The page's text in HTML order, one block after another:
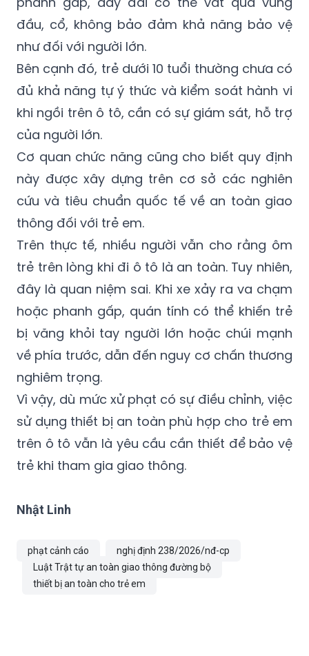
đầu, cổ, không bảo đảm khả năng bảo vệ
như đối với người lớn.
Bên cạnh đó, trẻ dưới 10 tuổi thường chưa có
đủ khả năng tự ý thức và kiểm soát hành vi
khi ngồi trên ô tô, cần có sự giám sát, hỗ trợ
của người lớn.
Cơ quan chức năng cũng cho biết quy định
này được xây dựng trên cơ sở các nghiên
cứu và tiêu chuẩn quốc tế về an toàn giao
thông đối với trẻ em.
Trên thực tế, nhiều người vẫn cho rằng ôm
trẻ trên lòng khi đi ô tô là an toàn. Tuy nhiên,
đây là quan niệm sai. Khi xe xảy ra va chạm
hoặc phanh gấp, quán tính có thể khiến trẻ
bị văng khỏi tay người lớn hoặc chúi mạnh
về phía trước, dẫn đến nguy cơ chấn thương
nghiêm trọng.
Vì vậy, dù mức xử phạt có sự điều chỉnh, việc
sử dụng thiết bị an toàn phù hợp cho trẻ em
trên ô tô vẫn là yêu cầu cần thiết để bảo vệ
trẻ khi tham gia giao thông.
Nhật Linh
phạt cảnh cáo
nghị định 238/2026/nđ-cp
Luật Trật tự an toàn giao thông đường bộ
thiết bị an toàn cho trẻ em